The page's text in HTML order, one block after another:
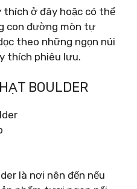
ở đây hoặc có thể
con đường mòn tự
theo những ngọn núi
thích phiêu lưu.
BOULDER
là nơi nên đến nếu